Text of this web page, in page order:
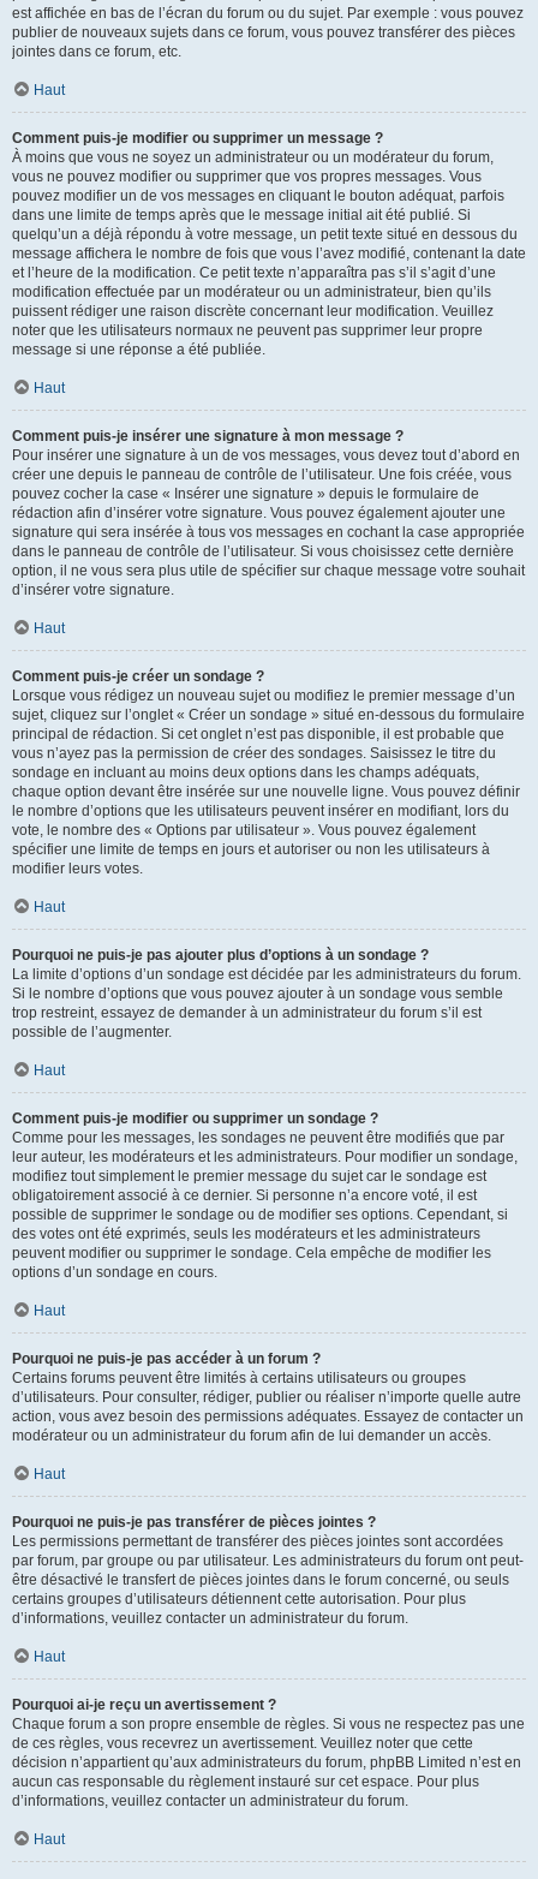
est affichée en bas de l’écran du forum ou du sujet. Par exemple : vous pouvez
publier de nouveaux sujets dans ce forum, vous pouvez transférer des pièces
jointes dans ce forum, etc.
Haut
Comment puis-je modifier ou supprimer un message ?
À moins que vous ne soyez un administrateur ou un modérateur du forum,
vous ne pouvez modifier ou supprimer que vos propres messages. Vous
pouvez modifier un de vos messages en cliquant le bouton adéquat, parfois
dans une limite de temps après que le message initial ait été publié. Si
quelqu’un a déjà répondu à votre message, un petit texte situé en dessous du
message affichera le nombre de fois que vous l’avez modifié, contenant la date
et l’heure de la modification. Ce petit texte n’apparaîtra pas s’il s’agit d’une
modification effectuée par un modérateur ou un administrateur, bien qu’ils
puissent rédiger une raison discrète concernant leur modification. Veuillez
noter que les utilisateurs normaux ne peuvent pas supprimer leur propre
message si une réponse a été publiée.
Haut
Comment puis-je insérer une signature à mon message ?
Pour insérer une signature à un de vos messages, vous devez tout d’abord en
créer une depuis le panneau de contrôle de l’utilisateur. Une fois créée, vous
pouvez cocher la case « Insérer une signature » depuis le formulaire de
rédaction afin d’insérer votre signature. Vous pouvez également ajouter une
signature qui sera insérée à tous vos messages en cochant la case appropriée
dans le panneau de contrôle de l’utilisateur. Si vous choisissez cette dernière
option, il ne vous sera plus utile de spécifier sur chaque message votre souhait
d’insérer votre signature.
Haut
Comment puis-je créer un sondage ?
Lorsque vous rédigez un nouveau sujet ou modifiez le premier message d’un
sujet, cliquez sur l’onglet « Créer un sondage » situé en-dessous du formulaire
principal de rédaction. Si cet onglet n’est pas disponible, il est probable que
vous n’ayez pas la permission de créer des sondages. Saisissez le titre du
sondage en incluant au moins deux options dans les champs adéquats,
chaque option devant être insérée sur une nouvelle ligne. Vous pouvez définir
le nombre d’options que les utilisateurs peuvent insérer en modifiant, lors du
vote, le nombre des « Options par utilisateur ». Vous pouvez également
spécifier une limite de temps en jours et autoriser ou non les utilisateurs à
modifier leurs votes.
Haut
Pourquoi ne puis-je pas ajouter plus d’options à un sondage ?
La limite d’options d’un sondage est décidée par les administrateurs du forum.
Si le nombre d’options que vous pouvez ajouter à un sondage vous semble
trop restreint, essayez de demander à un administrateur du forum s’il est
possible de l’augmenter.
Haut
Comment puis-je modifier ou supprimer un sondage ?
Comme pour les messages, les sondages ne peuvent être modifiés que par
leur auteur, les modérateurs et les administrateurs. Pour modifier un sondage,
modifiez tout simplement le premier message du sujet car le sondage est
obligatoirement associé à ce dernier. Si personne n’a encore voté, il est
possible de supprimer le sondage ou de modifier ses options. Cependant, si
des votes ont été exprimés, seuls les modérateurs et les administrateurs
peuvent modifier ou supprimer le sondage. Cela empêche de modifier les
options d’un sondage en cours.
Haut
Pourquoi ne puis-je pas accéder à un forum ?
Certains forums peuvent être limités à certains utilisateurs ou groupes
d’utilisateurs. Pour consulter, rédiger, publier ou réaliser n’importe quelle autre
action, vous avez besoin des permissions adéquates. Essayez de contacter un
modérateur ou un administrateur du forum afin de lui demander un accès.
Haut
Pourquoi ne puis-je pas transférer de pièces jointes ?
Les permissions permettant de transférer des pièces jointes sont accordées
par forum, par groupe ou par utilisateur. Les administrateurs du forum ont peut-
être désactivé le transfert de pièces jointes dans le forum concerné, ou seuls
certains groupes d’utilisateurs détiennent cette autorisation. Pour plus
d’informations, veuillez contacter un administrateur du forum.
Haut
Pourquoi ai-je reçu un avertissement ?
Chaque forum a son propre ensemble de règles. Si vous ne respectez pas une
de ces règles, vous recevrez un avertissement. Veuillez noter que cette
décision n’appartient qu’aux administrateurs du forum, phpBB Limited n’est en
aucun cas responsable du règlement instauré sur cet espace. Pour plus
d’informations, veuillez contacter un administrateur du forum.
Haut